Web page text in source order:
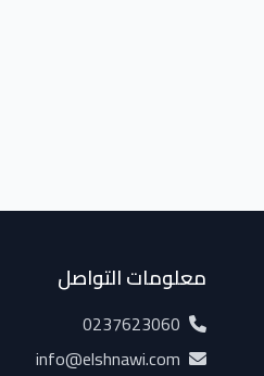
معلومات التواصل
0237623060
info@elshnawi.com